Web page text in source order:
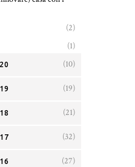
(2)
(1)
(10)
(19)
(21)
(32)
(27)